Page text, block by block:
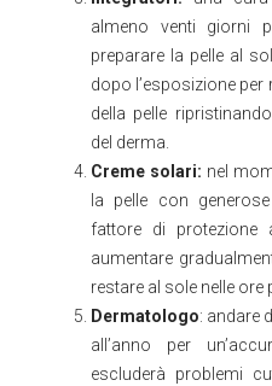
almeno venti giorni
preparare la pelle al
dopo l’esposizione per
della pelle
del derma.
Creme solari: nel
la pelle con
fattore di protezione
aumentare
restare al sole nelle ore
Dermatologo: andare
all’anno per
escluderà problemi